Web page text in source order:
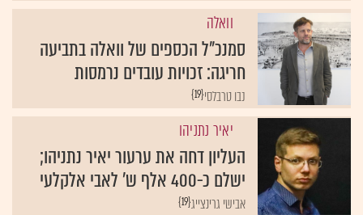
וואלה
סמנכ"ל הכספים של וואלה בתביעה
חריגה: זכויות עובדים נרמסות
{19}נבו טרבלסי
יאיר נתניהו
העליון דחה את ערעור יאיר נתניהו;
ישלם כ-400 אלף ש' לאבי אלקלעי
{19}אבישי גרינצייג